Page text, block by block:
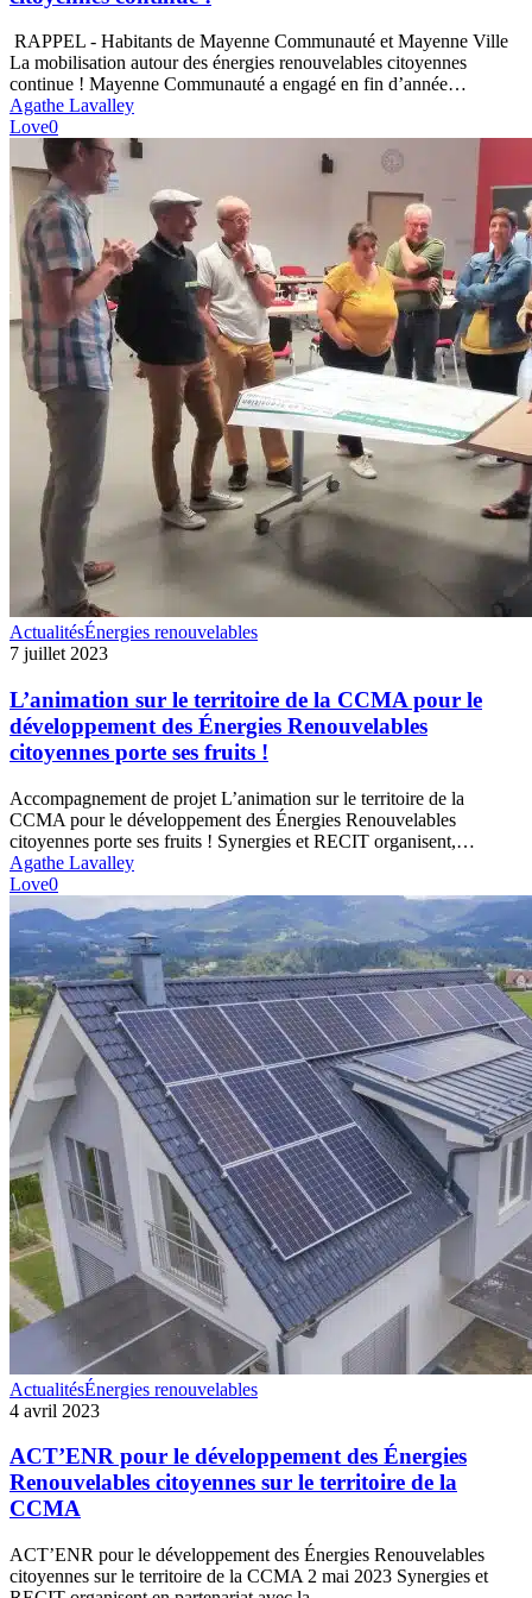
énergies
renouvelables
citoyennes
continue
!
RAPPEL - Habitants de Mayenne Communauté et Mayenne Ville
La mobilisation autour des énergies renouvelables citoyennes
continue ! Mayenne Communauté a engagé en fin d’année…
Agathe Lavalley
Love0
L’animation
sur
territoire
de
la
CCMA
le
développement
des
Énergies
Renouvelables
citoyennes
porte
ses
fruits
!
ActualitésÉnergies renouvelables
7 juillet 2023
L’animation sur le territoire de la CCMA pour le
développement des Énergies Renouvelables
citoyennes porte ses fruits !
Accompagnement de projet L’animation sur le territoire de la
CCMA pour le développement des Énergies Renouvelables
citoyennes porte ses fruits ! Synergies et RECIT organisent,…
Agathe Lavalley
Love0
ACT’ENR
pour
développement
des
Énergies
Renouvelables
sur
le
ActualitésÉnergies renouvelables
4 avril 2023
ACT’ENR pour le développement des Énergies
Renouvelables citoyennes sur le territoire de la
CCMA
ACT’ENR pour le développement des Énergies Renouvelables
citoyennes sur le territoire de la CCMA 2 mai 2023 Synergies et